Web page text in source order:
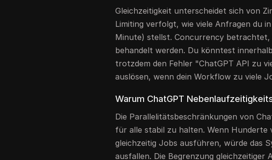
Gleichzeitigkeit unterscheidet sich von
Limiting verfolgt, wie viele Anfragen du
Minute) stellst. Concurrency betrachtet,
behandelt werden. Du könntest
trotzdem den Fehler "ChatGPT API zu
auslösen, wenn dein Workflow zu viele
Warum ChatGPT
Die Parallelitätsbeschränkungen von
für alle stabil zu halten. Wenn
gleichzeitig Jobs ausführen, würde das
ausfallen. Die Begrenzung gleichzeitiger